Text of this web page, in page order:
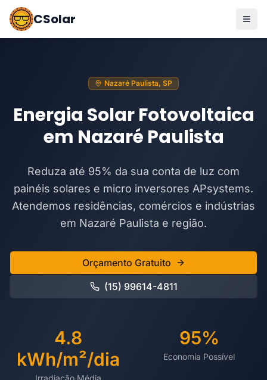
CSolar
Nazaré Paulista, SP
Energia Solar Fotovoltaica
em Nazaré Paulista
Reduza até 95% da sua conta de luz com
painéis solares e micro inversores APsystems.
Atendemos residências, comércios e indústrias
em Nazaré Paulista e região.
Orçamento Gratuito
(15) 99614-4811
4.8
kWh/m²/dia
Irradiação Média
95%
Economia Possível